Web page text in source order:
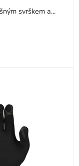
svrškem a...